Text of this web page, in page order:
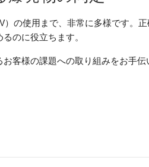
の使用まで、非常に多様です。
のに役立ちます。
客様の課題への取り組みをお手